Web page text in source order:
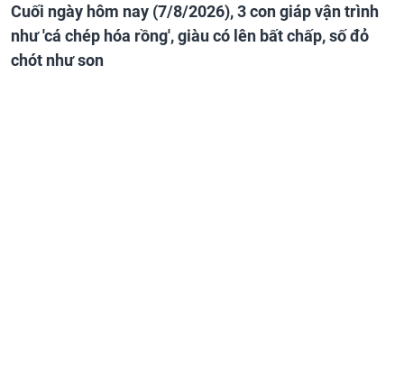
Cuối ngày hôm nay (7/8/2026), 3 con giáp vận trình
như 'cá chép hóa rồng', giàu có lên bất chấp, số đỏ
chót như son